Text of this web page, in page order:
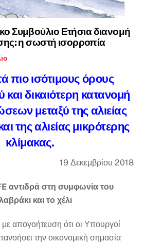
Συμβούλιο Ετήσια διανομή
η σωστή ισορροπία
πιο ισότιμους όρους
δικαιότερη κατανομή
μεταξύ της αλιείας
της αλιείας μικρότερης
κλίμακας.
19 Δεκεμβρίου 2018
αντιδρά στη συμφωνία του
και το χέλι
απογοήτευση ότι οι Υπουργοί
την οικονομική σημασία